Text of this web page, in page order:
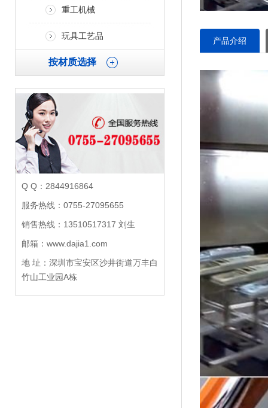
重工机械
玩具工艺品
按材质选择
Q Q：2844916864
服务热线：0755-27095655
销售热线：13510517317 刘生
邮箱：www.dajia1.com
地 址：深圳市宝安区沙井街道万丰白
竹山工业园A栋
产品介绍